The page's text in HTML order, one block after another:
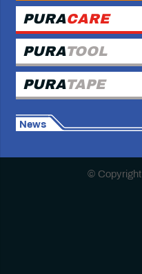
PURACARE
PURATOOL
PURATAPE
News
© Copyright